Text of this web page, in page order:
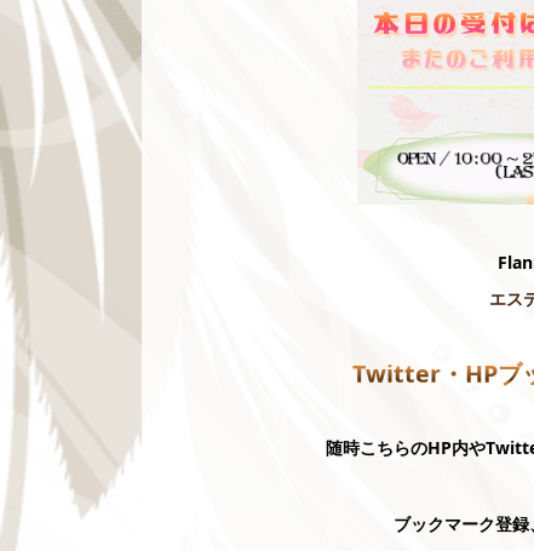
エス
Twitter・HPブ
随時こちらのHP内や
ブックマーク登